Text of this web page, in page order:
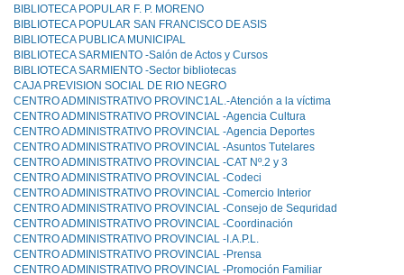
BIBLIOTECA POPULAR F. P. MORENO
BIBLIOTECA POPULAR SAN FRANCISCO DE ASIS
BIBLIOTECA PUBLICA MUNICIPAL
BIBLIOTECA SARMIENTO -Salón de Actos y Cursos
BIBLIOTECA SARMIENTO -Sector bibliotecas
CAJA PREVISION SOCIAL DE RIO NEGRO
CENTRO ADMINISTRATIVO PROVINC1AL.-Atención a la víctima
CENTRO ADMINISTRATIVO PROVINCIAL -Agencia Cultura
CENTRO ADMINISTRATIVO PROVINCIAL -Agencia Deportes
CENTRO ADMINISTRATIVO PROVINCIAL -Asuntos Tutelares
CENTRO ADMINISTRATIVO PROVINCIAL -CAT Nº.2 y 3
CENTRO ADMINISTRATIVO PROVINCIAL -Codeci
CENTRO ADMINISTRATIVO PROVINCIAL -Comercio Interior
CENTRO ADMINISTRATIVO PROVINCIAL -Consejo de Sequridad
CENTRO ADMINISTRATIVO PROVINCIAL -Coordinación
CENTRO ADMINISTRATIVO PROVINCIAL -I.A.P.L.
CENTRO ADMINISTRATIVO PROVINCIAL -Prensa
CENTRO ADMINISTRATIVO PROVINCIAL -Promoción Familiar